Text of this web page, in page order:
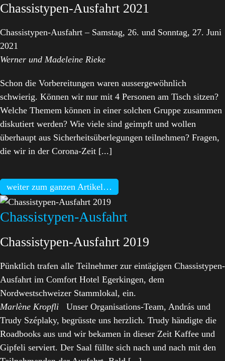
Chassistypen-Ausfahrt 2021
Chassistypen-Ausfahrt – Samstag, 26. und Sonntag, 27. Juni
2021
Werner und Madeleine Rieke
Schon die Vorbereitungen waren aussergewöhnlich
schwierig. Können wir nur mit 4 Personen am Tisch sitzen?
Welche Themem können in einer solchen Gruppe zusammen
diskutiert werden? Wie viele sind geimpft und wollen
überhaupt aus Sicherheitsüberlegungen teilnehmen? Fragen,
die wir in der Corona-Zeit [...]
weiter zum ganzen Artikel…
Chassistypen-Ausfahrt
Chassistypen-Ausfahrt 2019
Pünktlich trafen alle Teilnehmer zur eintägigen Chassistypen-
Ausfahrt im Comfort Hotel Egerkingen, dem
Nordwestschweizer Stammlokal, ein.
Marlène Kropfli Unser Organisations-Team, András und
Trudy Széplaky, begrüsste uns herzlich. Trudy händigte die
Roadbooks aus und wir bekamen in dieser Zeit Kaffee und
Gipfeli serviert. Der Saal füllte sich nach und nach mit den